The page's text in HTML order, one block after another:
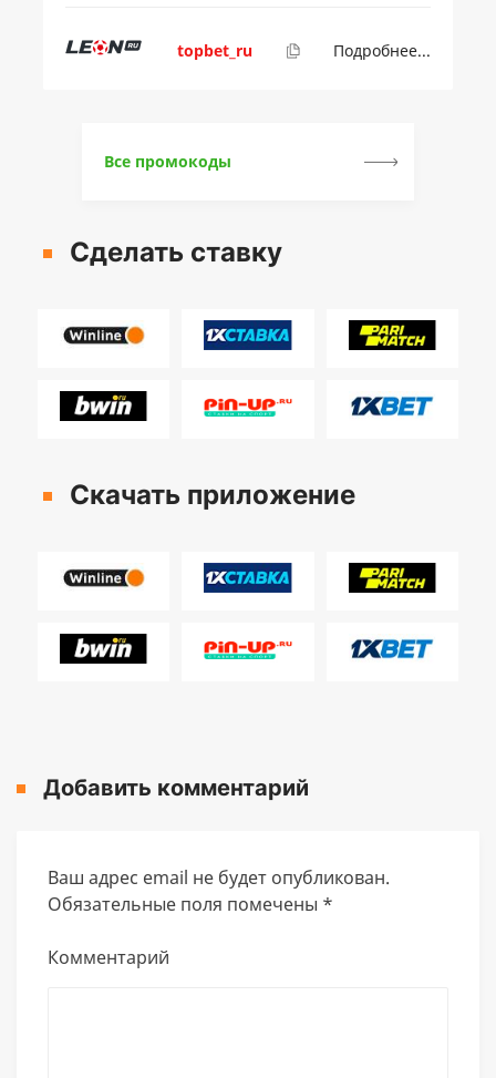
topbet_ru Подробнее...
Все промокоды
Сделать ставку
Скачать приложение
Добавить комментарий
Ваш адрес email не будет опубликован.
Обязательные поля помечены *
Комментарий